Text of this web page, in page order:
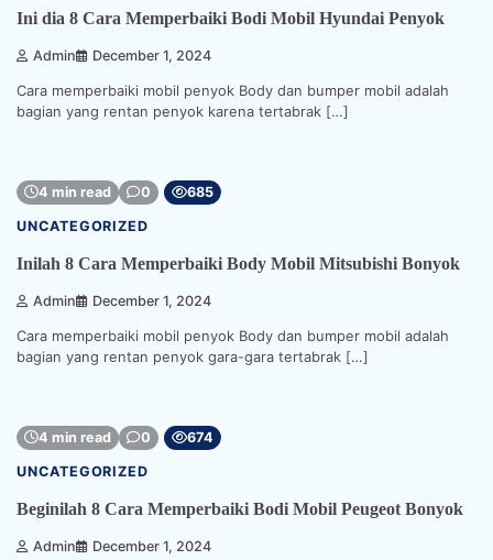
Ini dia 8 Cara Memperbaiki Bodi Mobil Hyundai Penyok
Admin December 1, 2024
Cara memperbaiki mobil penyok Body dan bumper mobil adalah
bagian yang rentan penyok karena tertabrak […]
4 min read 0 685
UNCATEGORIZED
Inilah 8 Cara Memperbaiki Body Mobil Mitsubishi Bonyok
Admin December 1, 2024
Cara memperbaiki mobil penyok Body dan bumper mobil adalah
bagian yang rentan penyok gara-gara tertabrak […]
4 min read 0 674
UNCATEGORIZED
Beginilah 8 Cara Memperbaiki Bodi Mobil Peugeot Bonyok
Admin December 1, 2024